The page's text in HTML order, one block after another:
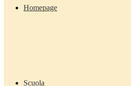
Homepage
Scuola